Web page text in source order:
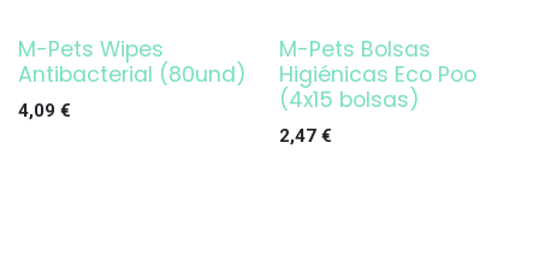
M-Pets Wipes
Antibacterial (80und)
4,09 €
M-Pets Bolsas
Higiénicas Eco Poo
(4x15 bolsas)
2,47€